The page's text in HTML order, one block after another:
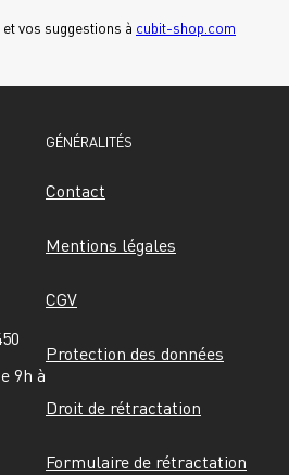
vos suggestions à cubit-shop.com
9h à
GÉNÉRALITÉS
Contact
Mentions légales
CGV
Protection des données
Droit de rétractation
Formulaire de rétractation